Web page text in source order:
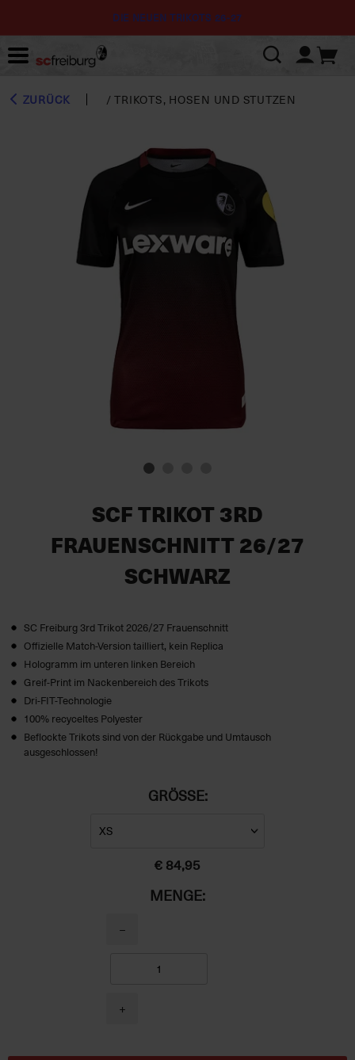
DIE NEUEN TRIKOTS 26-27
ZURÜCK /TRIKOTS, HOSEN UND STUTZEN
SCF TRIKOT 3RD
FRAUENSCHNITT 26/27
SCHWARZ
SC Freiburg 3rd Trikot 2026/27 Frauenschnitt
Offizielle Match-Version tailliert, kein Replica
Hologramm im unteren linken Bereich
Greif-Print im Nackenbereich des Trikots
Dri-FIT-Technologie
100% recyceltes Polyester
Beflockte Trikots sind von der Rückgabe und Umtausch
ausgeschlossen!
GRÖSSE:
€ 84,95
MENGE:
−
+